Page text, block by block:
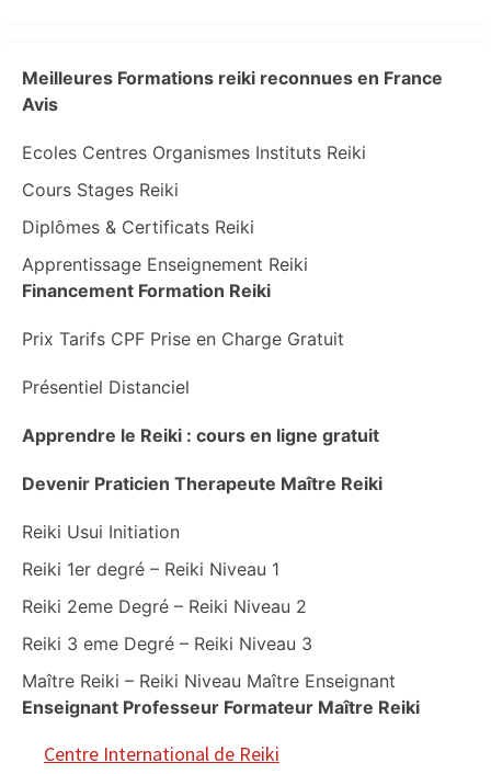
Meilleures Formations reiki reconnues en France
Avis
Ecoles Centres Organismes Instituts Reiki
Cours Stages Reiki
Diplômes & Certificats Reiki
Apprentissage Enseignement Reiki
Financement Formation Reiki
Prix Tarifs CPF Prise en Charge Gratuit
Présentiel Distanciel
Apprendre le Reiki : cours en ligne gratuit
Devenir Praticien Therapeute Maître Reiki
Reiki Usui Initiation
Reiki 1er degré – Reiki Niveau 1
Reiki 2eme Degré – Reiki Niveau 2
Reiki 3 eme Degré – Reiki Niveau 3
Maître Reiki – Reiki Niveau Maître Enseignant
Enseignant Professeur Formateur Maître Reiki
Centre International de Reiki